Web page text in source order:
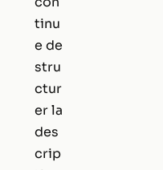
tinu
e de
stru
ctur
er la
des
crip